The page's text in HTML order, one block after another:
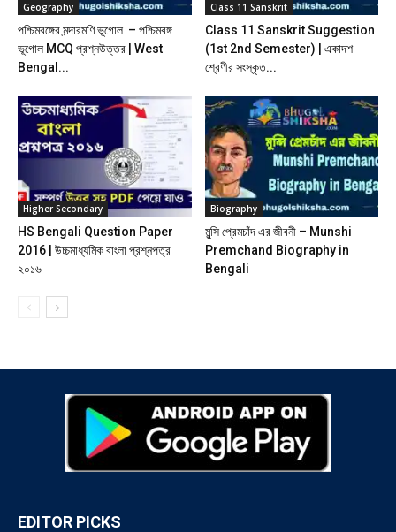
Geography
পশ্চিমবঙ্গের মন্দারমণি ভূগোল – পশ্চিমবঙ্গ
ভূগোল MCQ প্রশ্নউত্তর | West
Bengal...
Class 11 Sanskrit
Class 11 Sanskrit Suggestion
(1st 2nd Semester) | একাদশ
শ্রেণীর সংস্কৃত...
Higher Secondary
HS Bengali Question Paper
2016 | উচ্চমাধ্যমিক বাংলা প্রশ্নপত্র
২০১৬
Biography
মুন্সি প্রেমচাঁদ এর জীবনী – Munshi
Premchand Biography in
Bengali
EDITOR PICKS